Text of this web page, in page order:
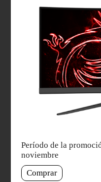
Período de la
noviembre
Comprar